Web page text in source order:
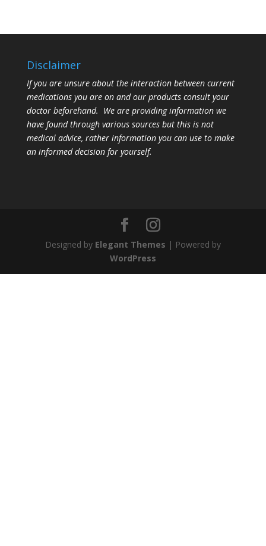
Disclaimer
If you are unsure about the interaction between current
medications you are on and our products consult your
doctor beforehand. We are providing information we
have found through various sources but this is not
medical advice, rather information you can use to make
an informed decision for yourself.
Designed by Elegant Themes | Powered by
WordPress